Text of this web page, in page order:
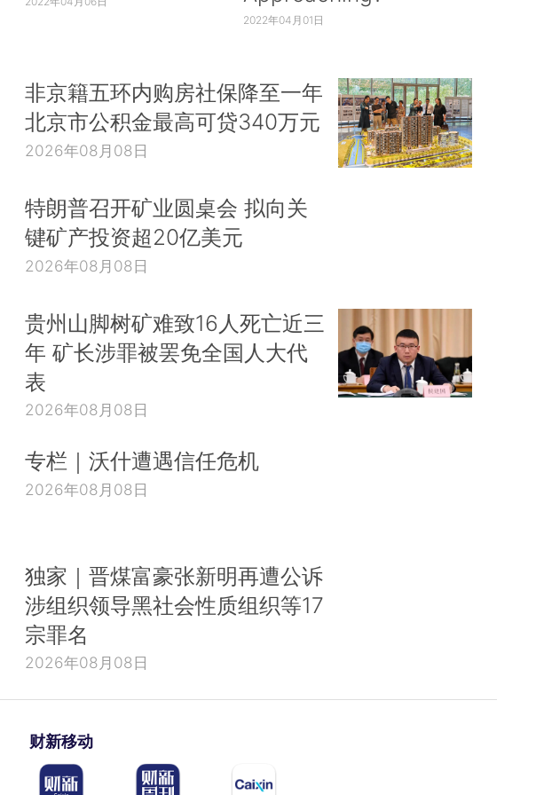
2022年04月01日
非京籍五环内购房社保降至一年
北京市公积金最高可贷340万元
2026年08月08日
特朗普召开矿业圆桌会 拟向关
键矿产投资超20亿美元
2026年08月08日
贵州山脚树矿难致16人死亡近三
年 矿长涉罪被罢免全国人大代
表
2026年08月08日
专栏｜沃什遭遇信任危机
2026年08月08日
独家｜晋煤富豪张新明再遭公诉
涉组织领导黑社会性质组织等17
宗罪名
2026年08月08日
财新移动